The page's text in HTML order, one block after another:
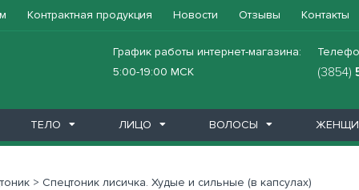
Контрактная продукция Новости Отзывы Контакты
(3854)
График работы интернет-магазина:
5:00-19:00 МСК
Бобродок
Венолад
Глеятоник
Годжидоктор
ГоджИмбирь
Горная благодать
Дан'Ю Па-вли
Дианоль
Добродея
Дух Алтая Натиния
Каменное масло
Крякорус
Лигурикс Гэссе
Лиственница сибирская
Люсаль
Мамбрилия
Маммолия
Мон Грассе сиропы
Мумиё
Натуроник
От паразитов
Пантовая продукция
Пищеварительная система
Покровная система
При аллергии
При варикозе
ТЕЛО
Масла
Молочко для тела
Мыло Уход
Уход
ЛИЦО
Очищение
Подарочные наборы
Сыворотки Тоники
Уход
Уход
ВОЛОСЫ
Ополаскиватели
Средства для интимной
Здоровье
> Спецтоник лисичка. Худые и сильные (в капсулах)